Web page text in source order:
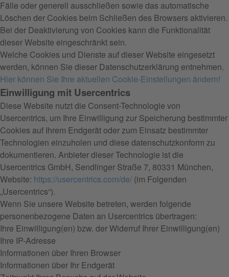
Fälle oder generell ausschließen sowie das automatische
Löschen der Cookies beim Schließen des Browsers aktivieren.
Bei der Deaktivierung von Cookies kann die Funktionalität
dieser Website eingeschränkt sein.
Welche Cookies und Dienste auf dieser Website eingesetzt
werden, können Sie dieser Datenschutzerklärung entnehmen.
Hier können Sie Ihre aktuellen Cookie-Einstellungen ändern!
Einwilligung mit Usercentrics
Diese Website nutzt die Consent-Technologie von
Usercentrics, um Ihre Einwilligung zur Speicherung bestimmter
Cookies auf Ihrem Endgerät oder zum Einsatz bestimmter
Technologien einzuholen und diese datenschutzkonform zu
dokumentieren. Anbieter dieser Technologie ist die
Usercentrics GmbH, Sendlinger Straße 7, 80331 München,
Website: https://usercentrics.com/de/ (im Folgenden
„Usercentrics“).
Wenn Sie unsere Website betreten, werden folgende
personenbezogene Daten an Usercentrics übertragen:
Ihre Einwilligung(en) bzw. der Widerruf Ihrer Einwilligung(en)
Ihre IP-Adresse
Informationen über Ihren Browser
Informationen über Ihr Endgerät